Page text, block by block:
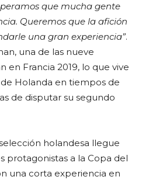
que mucha gente
Queremos que la afición
una gran experiencia”.
una de las nueve
en Francia 2019, lo que vive
Holanda en tiempos de
de disputar su segundo
holandesa llegue
protagonistas a la Copa del
una corta experiencia en